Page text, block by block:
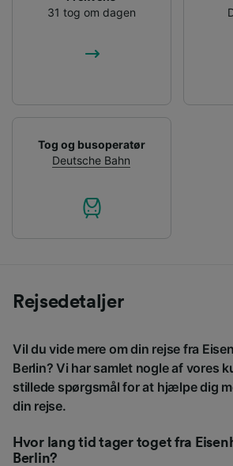
31 tog om dagen
Tog og busoperatør
Deutsche Bahn
Rejsedetaljer
Vil du vide mere om din rejse fra
Berlin? Vi har samlet nogle af vores
stillede spørgsmål for at hjælpe dig
din rejse.
Hvor lang tid tager toget fra
Berlin?